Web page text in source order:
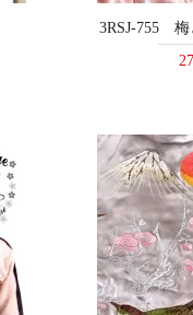
3RSJ-755 梅